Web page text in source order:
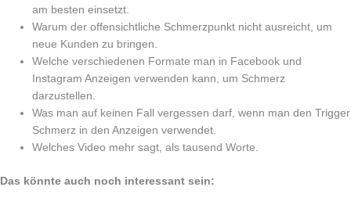
am besten einsetzt.
Warum der offensichtliche Schmerzpunkt nicht ausreicht, um
neue Kunden zu bringen.
Welche verschiedenen Formate man in Facebook und
Instagram Anzeigen verwenden kann, um Schmerz
darzustellen.
Was man auf keinen Fall vergessen darf, wenn man den Trigger
Schmerz in den Anzeigen verwendet.
Welches Video mehr sagt, als tausend Worte.
Das könnte auch noch interessant sein: